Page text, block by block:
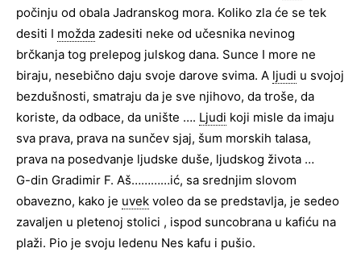
počinju od obala Jadranskog mora. Koliko zla će se tek
desiti I možda zadesiti neke od učesnika nevinog
brčkanja tog prelepog julskog dana. Sunce I more ne
biraju, nesebično daju svoje darove svima. A ljudi u svojoj
bezdušnosti, smatraju da je sve njihovo, da troše, da
koriste, da odbace, da unište …. Ljudi koji misle da imaju
sva prava, prava na sunčev sjaj, šum morskih talasa,
prava na posedvanje ljudske duše, ljudskog života …
G-din Gradimir F. Aš…………ić, sa srednjim slovom
obavezno, kako je uvek voleo da se predstavlja, je sedeo
zavaljen u pletenoj stolici , ispod suncobrana u kafiću na
plaži. Pio je svoju ledenu Nes kafu i pušio.